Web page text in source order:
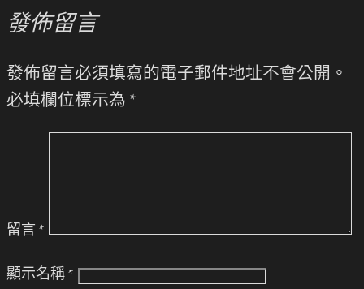
發佈留言
發佈留言必須填寫的電子郵件地址不會公開。
必填欄位標示為 *
留言 *
顯示名稱 *